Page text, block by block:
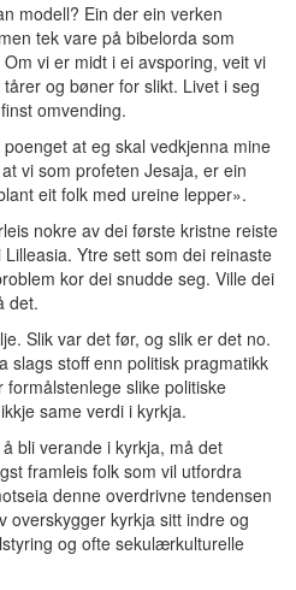
modell? Ein der ein verken
tek vare på bibelorda som
vi er midt i ei avsporing, veit vi
og bøner for slikt. Livet i seg
omvending.
at eg skal vedkjenna mine
vi som profeten Jesaja, er ein
eit folk med ureine lepper».
nokre av dei første kristne reiste
Ytre sett som dei reinaste
kor dei snudde seg. Ville dei
det.
Slik var det før, og slik er det no.
slags stoff enn politisk pragmatikk
slike politiske
same verdi i kyrkja.
bli verande i kyrkja, må det
framleis folk som vil utfordra
denne overdrivne tendensen
overskygger kyrkja sitt indre og
og ofte sekulærkulturelle